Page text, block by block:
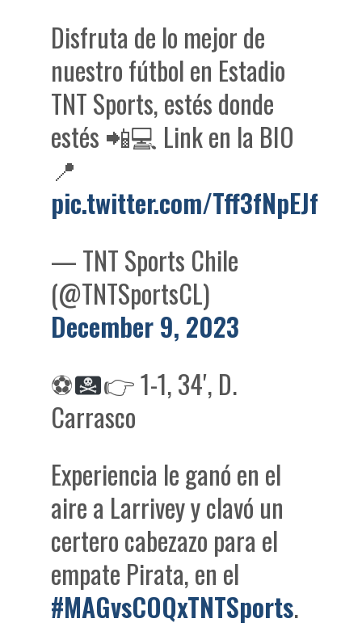
Disfruta de lo mejor de
nuestro fútbol en Estadio
TNT Sports, estés donde
estés 📲💻 Link en la BIO
📍
pic.twitter.com/Tff3fNpEJf
— TNT Sports Chile
(@TNTSportsCL)
December 9, 2023
⚽
👉1-1, 34′, D.
Carrasco
Experiencia le ganó en el
aire a Larrivey y clavó un
certero cabezazo para el
empate Pirata, en el
#MAGvsCOQxTNTSports.